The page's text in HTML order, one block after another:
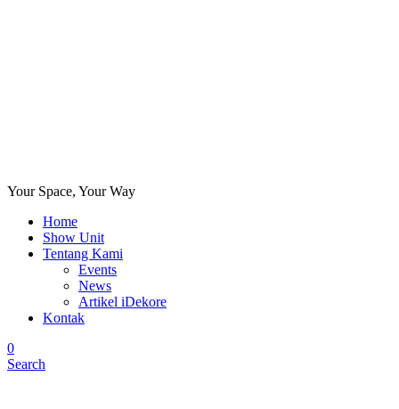
Your Space, Your Way
Home
Show Unit
Tentang Kami
Events
News
Artikel iDekore
Kontak
0
Search